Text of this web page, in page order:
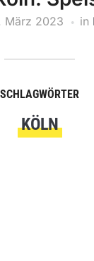
März 2023 in
SCHLAGWÖRTER
KÖLN